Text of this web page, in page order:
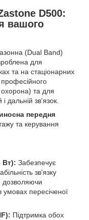
D500:
вашого
(Dual Band)
для
та на стаціонарних
охорона) та для
дальній зв'язок.
передня
та керування
Вт): Забезпечує
зв'язку
дозволяючи
умовах пересіченої
Підтримка обох